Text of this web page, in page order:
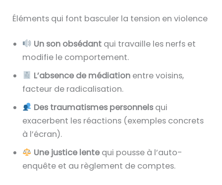
Éléments qui font basculer la tension en violence
Un son obsédantqui travaille les nerfs et
modifie le comportement.
L’absence de médiationentre voisins,
facteur de radicalisation.
Des traumatismes personnelsqui
exacerbent les réactions (exemples concrets
à l’écran).
Une justice lentequi pousse à l’auto-
enquête et au règlement de comptes.